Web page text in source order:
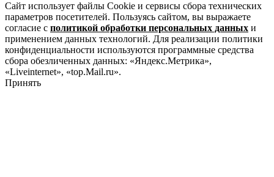
Сайт использует файлы Cookie и сервисы сбора технических
параметров посетителей. Пользуясь сайтом, вы выражаете
согласие с политикой обработки персональных данных и
применением данных технологий. Для реализации политики
конфиденциальности используются программные средства
сбора обезличенных данных: «Яндекс.Метрика»,
«Liveinternet», «top.Mail.ru».
Принять